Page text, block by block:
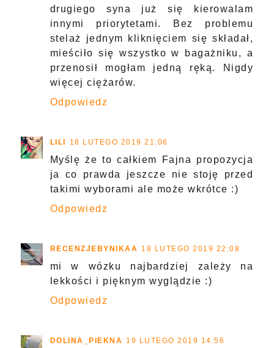
drugiego syna już się kierowalam
innymi priorytetami. Bez problemu
stelaż jednym kliknięciem się składał,
mieściło się wszystko w bagażniku, a
przenosił mogłam jedną ręką. Nigdy
więcej ciężarów.
Odpowiedz
LILI 18 LUTEGO 2019 21:06
Myślę że to całkiem Fajna propozycja
ja co prawda jeszcze nie stoję przed
takimi wyborami ale może wkrótce :)
Odpowiedz
RECENZJEBYNIKAA 18 LUTEGO 2019 22:08
mi w wózku najbardziej zależy na
lekkości i pięknym wyglądzie :)
Odpowiedz
DOLINA_PIEKNA 19 LUTEGO 2019 14:56